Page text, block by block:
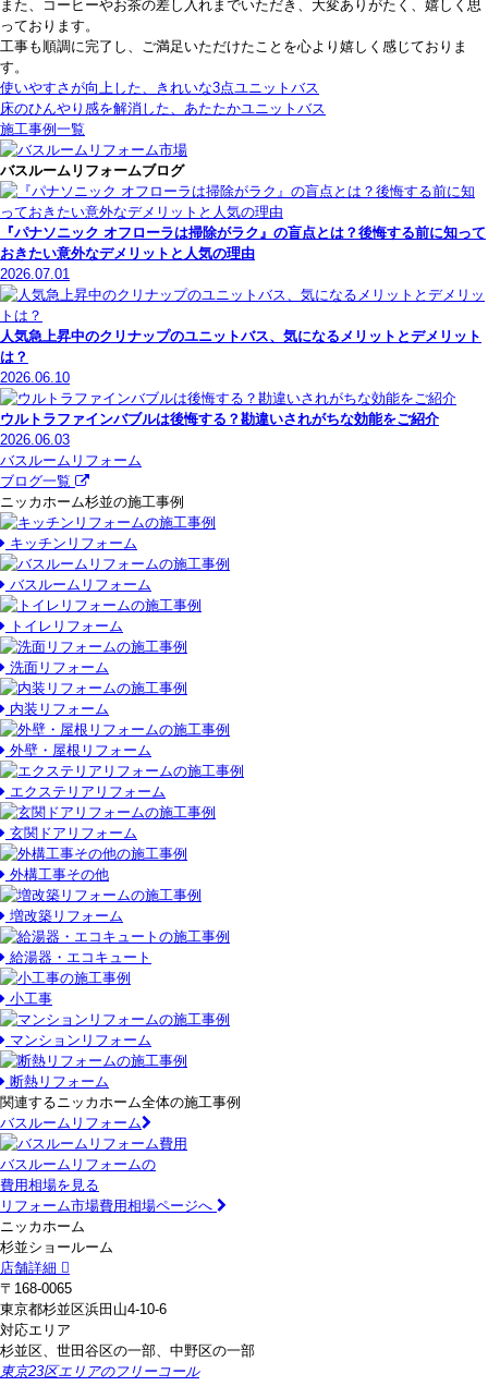
また、コーヒーやお茶の差し入れまでいただき、大変ありがたく、嬉しく思
っております。
工事も順調に完了し、ご満足いただけたことを心より嬉しく感じておりま
す。
使いやすさが向上した、きれいな3点ユニットバス
床のひんやり感を解消した、あたたかユニットバス
施工事例一覧
バスルームリフォームブログ
『パナソニック オフローラは掃除がラク』の盲点とは？後悔する前に知って
おきたい意外なデメリットと人気の理由
2026.07.01
人気急上昇中のクリナップのユニットバス、気になるメリットとデメリット
は？
2026.06.10
ウルトラファインバブルは後悔する？勘違いされがちな効能をご紹介
2026.06.03
バスルームリフォーム
ブログ一覧
ニッカホーム杉並の施工事例
キッチンリフォーム
バスルームリフォーム
トイレリフォーム
洗面リフォーム
内装リフォーム
外壁・屋根リフォーム
エクステリアリフォーム
玄関ドアリフォーム
外構工事その他
増改築リフォーム
給湯器・エコキュート
小工事
マンションリフォーム
断熱リフォーム
関連するニッカホーム全体の施工事例
バスルームリフォーム
バスルームリフォームの
費用相場を見る
リフォーム市場費用相場ページへ
ニッカホーム
杉並ショールーム
店舗詳細
〒168-0065
東京都杉並区浜田山4-10-6
対応エリア
杉並区、世田谷区の一部、中野区の一部
東京23区エリアのフリーコール